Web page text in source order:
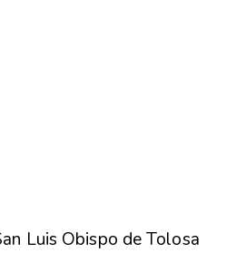
Luis Obispo de Tolosa